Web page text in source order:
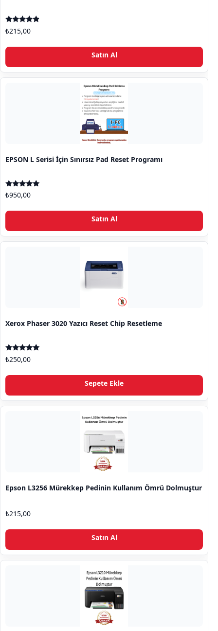
5 üzerinden
4.67
₺215,00
Satın Al
EPSON L Serisi İçin Sınırsız Pad Reset Programı
5 üzerinden
5.00
₺950,00
Satın Al
Xerox Phaser 3020 Yazıcı Reset Chip Resetleme
5 üzerinden
5.00
₺250,00
Sepete Ekle
Epson L3256 Mürekkep Pedinin Kullanım Ömrü Dolmuştur
₺215,00
Satın Al